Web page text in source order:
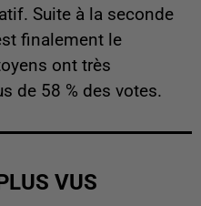
Suite à la seconde
finalement le
ont très
de 58 % des votes.
VUS